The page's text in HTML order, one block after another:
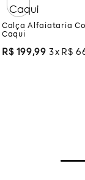
Calça Alfaiataria
Caqui
R$ 199,99 3 R$